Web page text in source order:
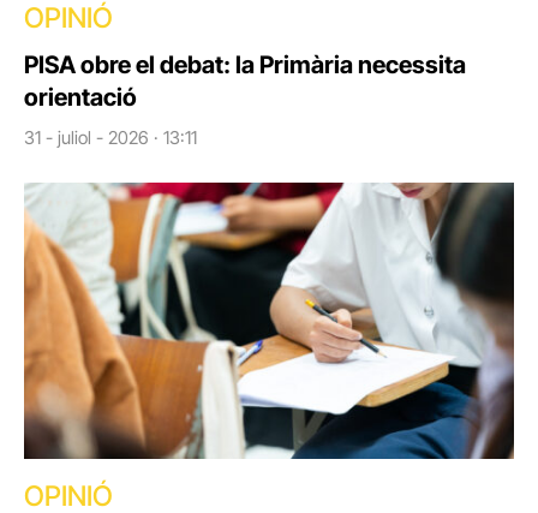
OPINIÓ
PISA obre el debat: la Primària necessita
orientació
31 - juliol - 2026 · 13:11
OPINIÓ